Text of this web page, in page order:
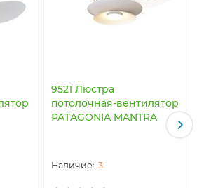
9521 Люстра
потолочная-вентилятор
PATAGONIA MANTRA
3